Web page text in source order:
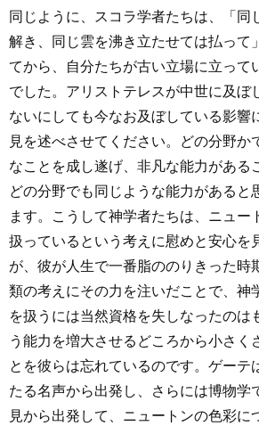
同じように、スコラ学者たちは、「同
解き、同じ雲を沸き立たせては払って
てから、自分たちが古い立場に立って
でした。アリストテレスが中世に及ぼ
ないにしても今なお及ぼしている影響
見を述べさせてください。どの分野か
なことを成し遂げ、非凡な能力がある
どの分野でも同じような能力があると
ます。こうして神学者たちは、ニュー
扱っているという考えに慰めと安心を
が、彼が人生で一番脂ののりきった時
類の考えにその力を注いだことで、神
を扱うには当然資格を失しなったのは
う能力を増大させるどころから小さく
とを彼らは忘れているのです。ゲーテ
たる名声から出発し、さらには博物学
見から出発して、ニュートンの色彩に